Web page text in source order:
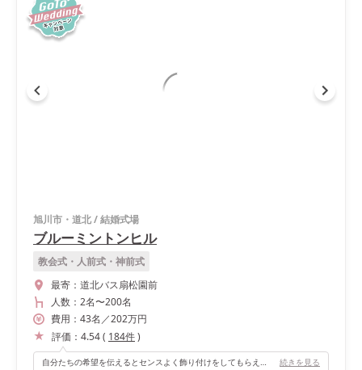
旭川市・道北/結婚式場
ブルーミントンヒル
教会式・人前式・神前式
最寄： 道北バス扇松園前
人数： 2名〜200名
費用： 43名 ／202万円
評価： 4.54( 184件)
自分たちの希望を伝えるとセンスよく飾り付けをしてもらえて良かったです。 続きを見る